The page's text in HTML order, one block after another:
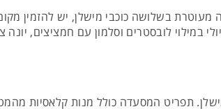
בשלושה כוכבי מישלן, יש להזמין
במילוי לובסטרים וסלמון עם חמציצים,
תפריט המסעדה כולל מנות קלאסיות